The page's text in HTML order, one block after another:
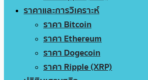
ราคาและการวิเคราะห์
ราคา Bitcoin
ราคา Ethereum
ราคา Dogecoin
ราคา Ripple (XRP)